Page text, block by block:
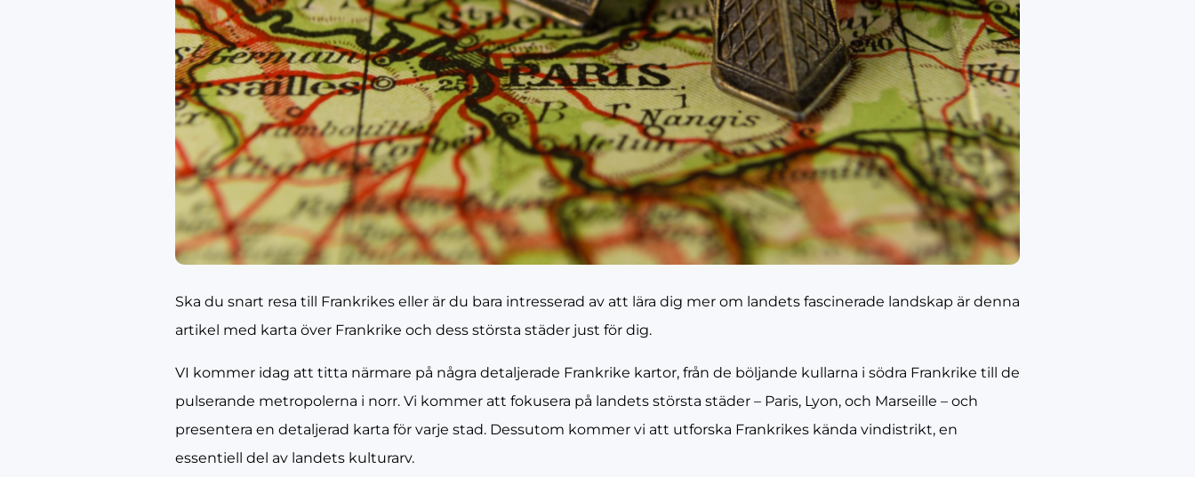
Ska du snart resa till Frankrikes eller är du bara intresserad av att lära dig mer om landets fascinerade landskap är denna
artikel med karta över Frankrike och dess största städer just för dig.
VI kommer idag att titta närmare på några detaljerade Frankrike kartor, från de böljande kullarna i södra Frankrike till de
pulserande metropolerna i norr. Vi kommer att fokusera på landets största städer – Paris, Lyon, och Marseille – och
presentera en detaljerad karta för varje stad. Dessutom kommer vi att utforska Frankrikes kända vindistrikt, en
essentiell del av landets kulturarv.